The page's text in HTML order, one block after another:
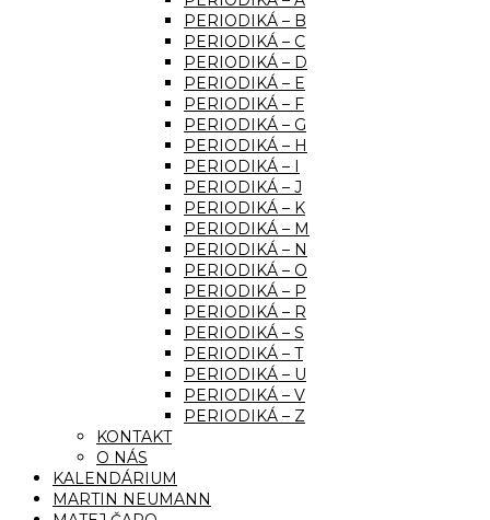
PERIODIKÁ – B
PERIODIKÁ – C
PERIODIKÁ – D
PERIODIKÁ – E
PERIODIKÁ – F
PERIODIKÁ – G
PERIODIKÁ – H
PERIODIKÁ – I
PERIODIKÁ – J
PERIODIKÁ – K
PERIODIKÁ – M
PERIODIKÁ – N
PERIODIKÁ – O
PERIODIKÁ – P
PERIODIKÁ – R
PERIODIKÁ – S
PERIODIKÁ – T
PERIODIKÁ – U
PERIODIKÁ – V
PERIODIKÁ – Z
KONTAKT
O NÁS
KALENDÁRIUM
MARTIN NEUMANN